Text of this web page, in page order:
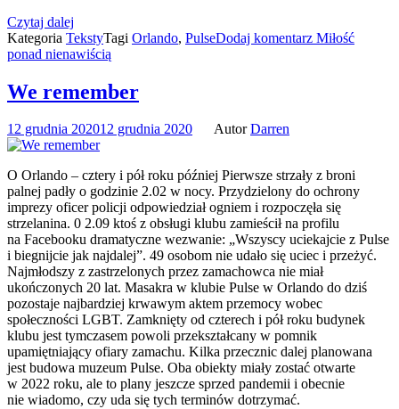
Czytaj dalej
Kategoria TekstyTagi Orlando, PulseDodaj komentarz Miłość
ponad nienawiścią
We remember
12 grudnia 202012 grudnia 2020 AutorDarren
O Orlando – cztery i pół roku później Pierwsze strzały z broni
palnej padły o godzinie 2.02 w nocy. Przydzielony do ochrony
imprezy oficer policji odpowiedział ogniem i rozpoczęła się
strzelanina. 0 2.09 ktoś z obsługi klubu zamieścił na profilu
na Facebooku dramatyczne wezwanie: „Wszyscy uciekajcie z Pulse
i biegnijcie jak najdalej”. 49 osobom nie udało się uciec i przeżyć.
Najmłodszy z zastrzelonych przez zamachowca nie miał
ukończonych 20 lat. Masakra w klubie Pulse w Orlando do dziś
pozostaje najbardziej krwawym aktem przemocy wobec
społeczności LGBT. Zamknięty od czterech i pół roku budynek
klubu jest tymczasem powoli przekształcany w pomnik
upamiętniający ofiary zamachu. Kilka przecznic dalej planowana
jest budowa muzeum Pulse. Oba obiekty miały zostać otwarte
w 2022 roku, ale to plany jeszcze sprzed pandemii i obecnie
nie wiadomo, czy uda się tych terminów dotrzymać.